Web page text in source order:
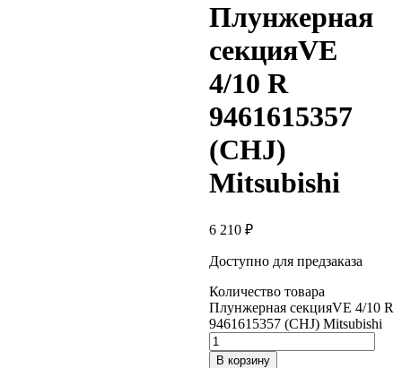
Плунжерная
секцияVE
4/10 R
9461615357
(CHJ)
Mitsubishi
6 210 ₽
Доступно для предзаказа
Количество товара
Плунжерная секцияVE 4/10 R
9461615357 (CHJ) Mitsubishi
В корзину